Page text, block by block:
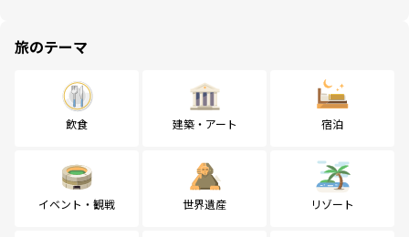
旅のテーマ
飲食 建築・アート 宿泊
イベント・観戦 世界遺産 リゾート